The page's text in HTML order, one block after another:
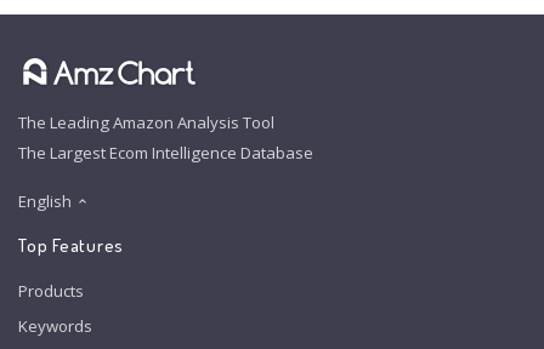
The Leading Amazon Analysis Tool
The Largest Ecom Intelligence Database
English
Top Features
Products
Keywords